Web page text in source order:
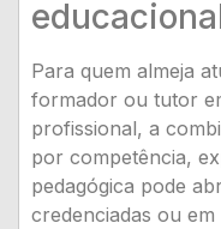
Para quem almeja
formador ou tutor
profissional, a
por competência,
pedagógica pode
credenciadas ou